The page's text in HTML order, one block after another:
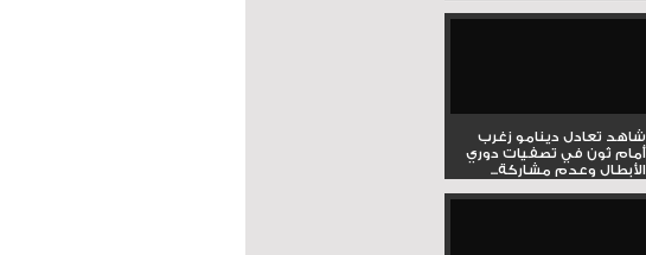
شاهد تعادل دينامو زغرب
أمام ثون في تصفيات دوري
الأبطال وعدم مشاركة...